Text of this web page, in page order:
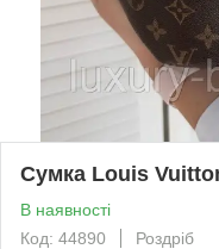
Сумка Louis
В наявності
Код: 44890
Роздріб